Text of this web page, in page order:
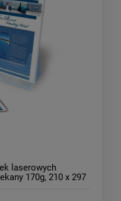
laserowych
170g, 210 x 297